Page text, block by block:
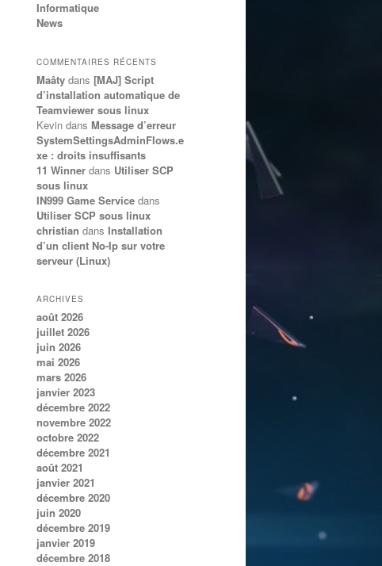
Informatique
News
COMMENTAIRES RÉCENTS
Maâty dans [MAJ] Script
d’installation automatique de
Teamviewer sous linux
Kevin dans Message d’erreur
SystemSettingsAdminFlows.e
xe : droits insuffisants
11 Winner dans Utiliser SCP
sous linux
IN999 Game Service dans
Utiliser SCP sous linux
christian dans Installation
d’un client No-Ip sur votre
serveur (Linux)
ARCHIVES
août 2026
juillet 2026
juin 2026
mai 2026
mars 2026
janvier 2023
décembre 2022
novembre 2022
octobre 2022
décembre 2021
août 2021
janvier 2021
décembre 2020
juin 2020
décembre 2019
janvier 2019
décembre 2018